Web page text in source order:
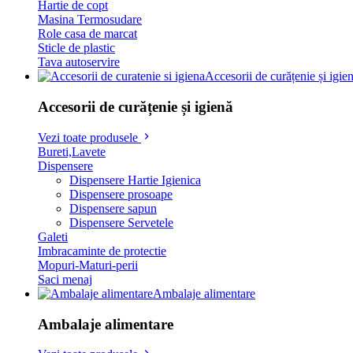
Hartie de copt
Masina Termosudare
Role casa de marcat
Sticle de plastic
Tava autoservire
Accesorii de curățenie și
Accesorii de curățenie și igienă
Vezi toate produsele
Bureti,Lavete
Dispensere
Dispensere Hartie Igienica
Dispensere prosoape
Dispensere sapun
Dispensere Servetele
Galeti
Imbracaminte de protectie
Mopuri-Maturi-perii
Saci menaj
Ambalaje alimentare
Ambalaje alimentare